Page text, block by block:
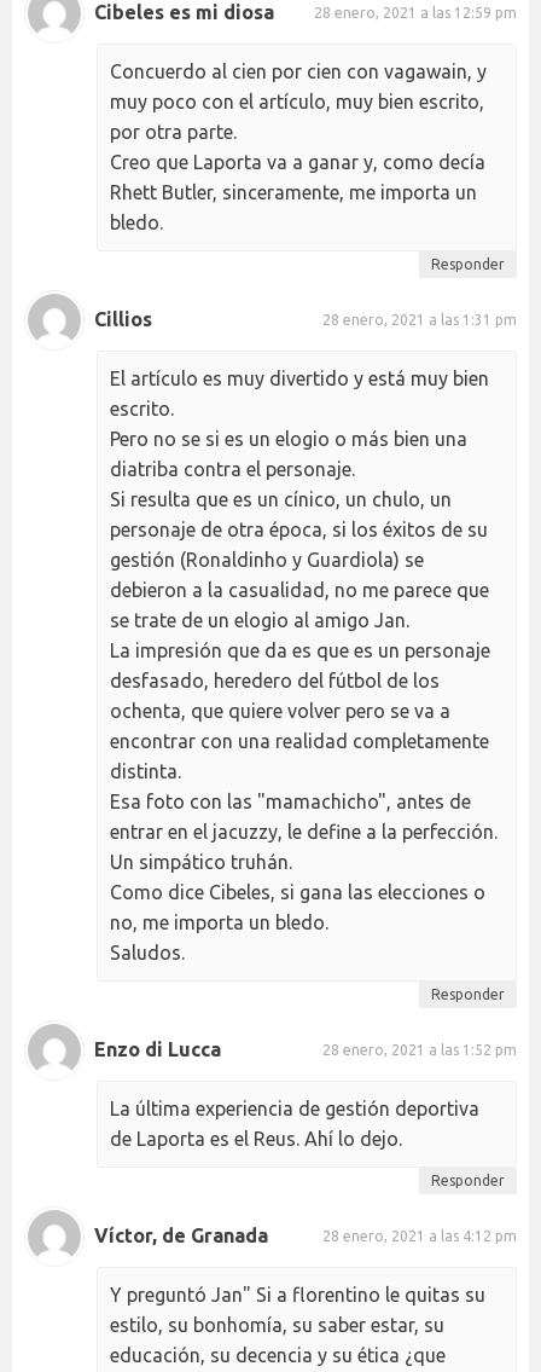
Cibeles es mi diosa 28 enero, 2021 a las 12:59 pm
Concuerdo al cien por cien con vagawain, y
muy poco con el artículo, muy bien escrito,
por otra parte.
Creo que Laporta va a ganar y, como decía
Rhett Butler, sinceramente, me importa un
bledo.
Responder
Cillios 28 enero, 2021 a las 1:31 pm
El artículo es muy divertido y está muy bien
escrito.
Pero no se si es un elogio o más bien una
diatriba contra el personaje.
Si resulta que es un cínico, un chulo, un
personaje de otra época, si los éxitos de su
gestión (Ronaldinho y Guardiola) se
debieron a la casualidad, no me parece que
se trate de un elogio al amigo Jan.
La impresión que da es que es un personaje
desfasado, heredero del fútbol de los
ochenta, que quiere volver pero se va a
encontrar con una realidad completamente
distinta.
Esa foto con las "mamachicho", antes de
entrar en el jacuzzy, le define a la perfección.
Un simpático truhán.
Como dice Cibeles, si gana las elecciones o
no, me importa un bledo.
Saludos.
Responder
Enzo di Lucca 28 enero, 2021 a las 1:52 pm
La última experiencia de gestión deportiva
de Laporta es el Reus. Ahí lo dejo.
Responder
Víctor, de Granada 28 enero, 2021 a las 4:12 pm
Y preguntó Jan" Si a florentino le quitas su
estilo, su bonhomía, su saber estar, su
educación, su decencia y su ética ¿que